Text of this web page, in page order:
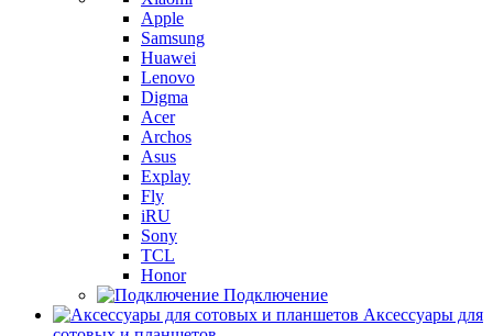
Apple
Samsung
Huawei
Lenovo
Digma
Acer
Archos
Asus
Explay
Fly
iRU
Sony
TCL
Honor
Подключение
Аксессуары для